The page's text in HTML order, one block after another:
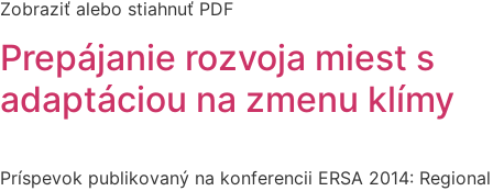
Zobraziť alebo stiahnuť PDF
Prepájanie rozvoja miest s
adaptáciou na zmenu klímy
Príspevok publikovaný na konferencii ERSA 2014: Regional